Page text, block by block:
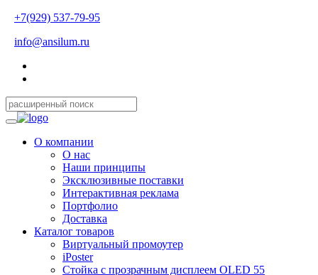
+7(929) 537-79-95
info@ansilum.ru
О компании
О нас
Наши принципы
Эксклюзивные поставки
Интерактивная реклама
Портфолио
Доставка
Каталог товаров
Виртуальный промоутер
iPoster
Стойка с прозрачным дисплеем OLED 55